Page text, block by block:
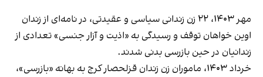
مهر ۱۴۰۳، ۲۲ زن زندانی سیاسی و عقیدتی، در نامه‌ای از زندان
اوین خواهان توقف و رسیدگی به «اذیت و آزار جنسی» تعدادی از
زندانیان در حین بازرسی بدنی شدند.
خرداد ۱۴۰۳، ماموران زن زندان قزلحصار کرج به بهانه «بازرسی»،